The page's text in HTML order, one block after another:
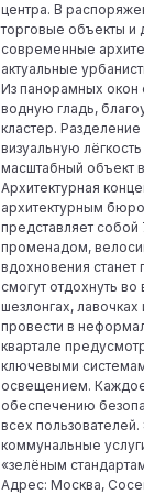
центра. В
торговые объекты и
современные
актуальные
Из панорамных окон
водную гладь,
кластер.
визуальную
масштабный объект
Архитектурная
архитектурным
представляет собой
променадом,
вдохновения станет
смогут отдохнуть
шезлонгах,
провести в
квартале
ключевыми
освещением. Каждое
обеспечению
всех
коммунальные
«зелёным
Адрес: Москва,